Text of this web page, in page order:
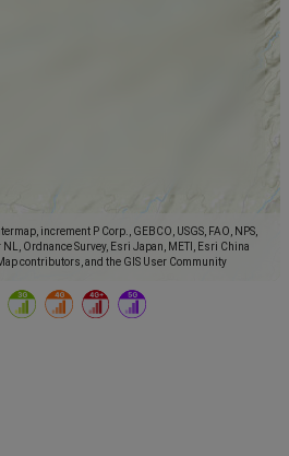
increment P Corp., GEBCO, USGS, FAO, NPS,
Ordnance Survey, Esri Japan, METI, Esri China
contributors, and the GIS User Community